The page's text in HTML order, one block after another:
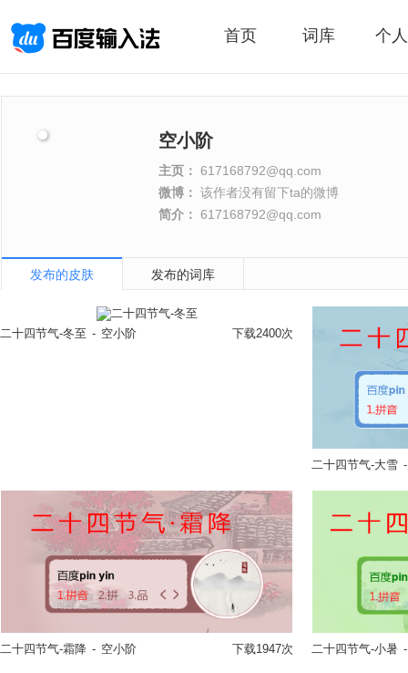
首页 词库 个
空小阶
主页： 617168792@qq.com
微博： 该作者没有留下ta的微博
简介： 617168792@qq.com
发布的皮肤 发布的词库
二十四节气-冬至 - 空小阶 下载2400次
二十四节气-大雪 -
立即换肤
二十四节气-霜降 - 空小阶 下载1947次 二十四节气-小暑 -